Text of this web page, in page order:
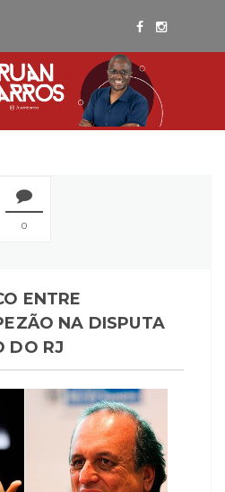
0
ENTRE
NA DISPUTA
DO RJ